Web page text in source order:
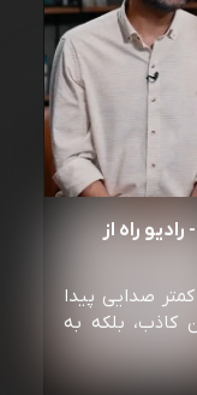
همه چیز درباره پادکست radio rah - رادیو راه از
صدایی پیدا
کاذب، بلکه به